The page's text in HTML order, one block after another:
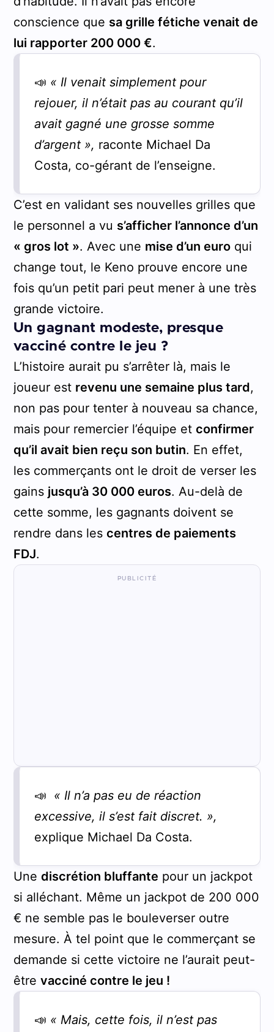
conscience que sa grille fétiche venait de
lui rapporter 200 000 €.
📣 « Il venait simplement pour
rejouer, il n’était pas au courant qu’il
avait gagné une grosse somme
d’argent », raconte Michael Da
Costa, co-gérant de l’enseigne.
C’est en validant ses nouvelles grilles que
le personnel a vu s’afficher l’annonce d’un
« gros lot ». Avec une mise d’un euroqui
change tout, le Keno prouve encore une
fois qu’un petit pari peut mener à une très
grande victoire.
Un gagnant modeste, presque
vacciné contre le jeu ?
L’histoire aurait pu s’arrêter là, mais le
joueur est revenu une semaine plus tard,
non pas pour tenter à nouveau sa chance,
mais pour remercier l’équipe et confirmer
qu’il avait bien reçu son butin. En effet,
les commerçants ont le droit de verser les
gains jusqu’à 30 000 euros. Au-delà de
cette somme, les gagnants doivent se
rendre dans les centres de paiements
FDJ.
📣 « Il n’a pas eu de réaction
excessive, il s’est fait discret. »,
explique Michael Da Costa.
Une discrétion bluffante pour un jackpot
si alléchant. Même un jackpot de 200 000
€ ne semble pas le bouleverser outre
mesure. À tel point que le commerçant se
demande si cette victoire ne l’aurait peut-
être vacciné contre le jeu !
📣 « Mais, cette fois, il n’est pas